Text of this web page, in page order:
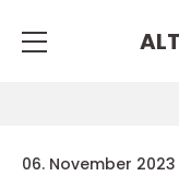
06. November 2023